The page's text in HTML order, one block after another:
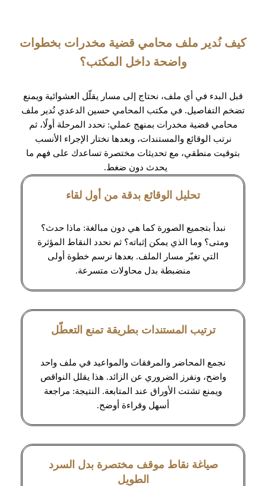
كيف نُدير ملف محامي قضية مخدرات بخطوات
واضحة داخل المكتب؟
قبل البدء في أي ملف، نحتاج إلى مسار يقلّل العشوائية ويمنع
تضخم التفاصيل. في مكتب المحامي حسين الدعدي نُدير ملف
محامي قضية مخدرات بمنهج عملي: نحدد المرحلة أولًا، ثم
نرتب الوقائع والمستندات، وبعدها نختار الإجراء الأنسب
بتوقيت منطقي، مع تحديثات مختصرة تساعدك على فهم ما
يحدث دون ضغط.
تحليل الوقائع بدقة من أول لقاء
نبدأ بتجميع الصورة كما هي دون مبالغة: ماذا حدث؟
ومتى؟ وما الذي يمكن إثباته؟ ثم نحدد النقاط المؤثرة
التي تغيّر مسار الملف. بعدها نرسم خطوة أولى
منضبطة بدل محاولات متسرعة.
ترتيب المستندات بطريقة تمنع التعطّل
نجمع المحاضر والمرفقات والمواعيد في ملف واحد
واضح، ونفرز الضروري عن الزائد. هذا يقلل النواقص
ويمنع تشتت الأوراق عند المتابعة. النتيجة: مراجعة
أسهل وقراءة أوضح.
صياغة نقاط موقف مختصرة بدل السرد
الطويل